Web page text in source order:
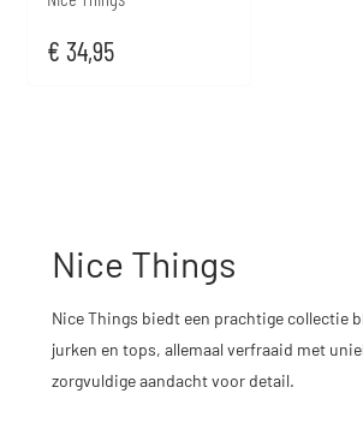
€ 34,95
Nice Things
Nice Things biedt een prachtige collectie
jurken en tops, allemaal verfraaid met
zorgvuldige aandacht voor detail.